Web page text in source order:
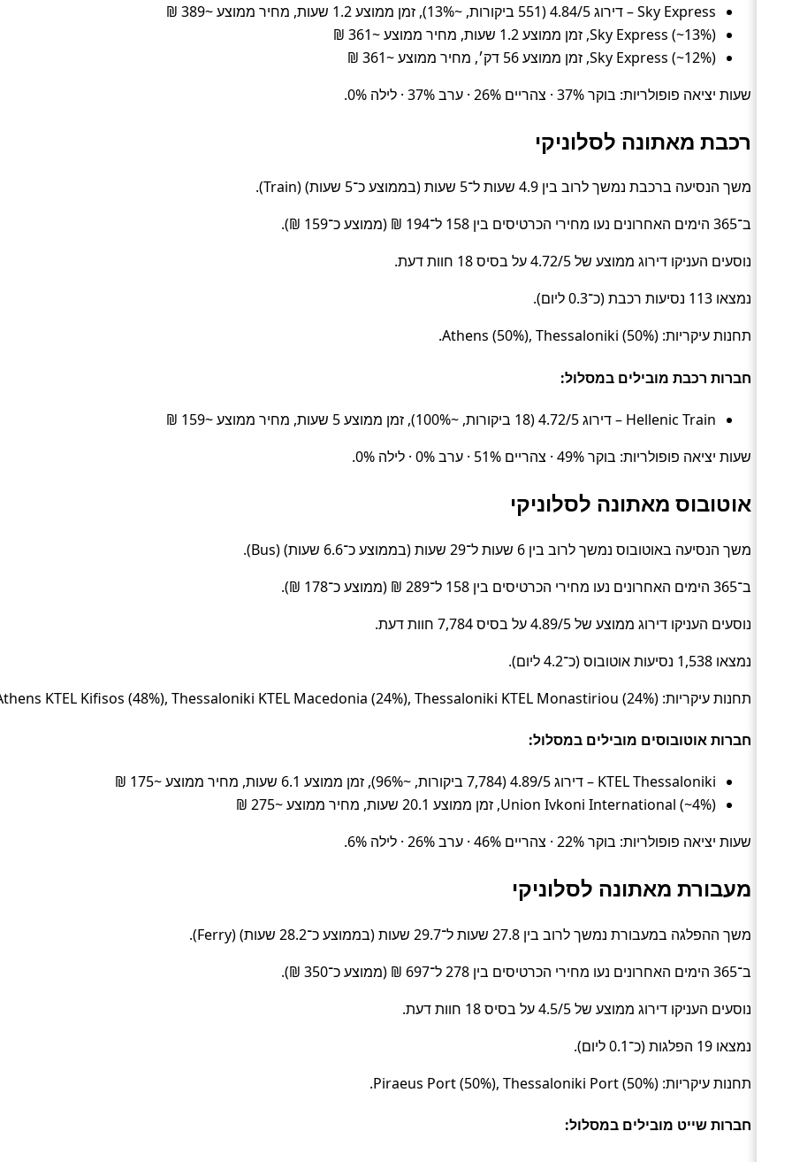
Sky Express – דירוג 4.84/5 (551 ביקורות, ~13%), זמן ממוצע 1.2 שעות, מחיר ממוצע ~389 ₪
Sky Express (~13%), זמן ממוצע 1.2 שעות, מחיר ממוצע ~361 ₪
Sky Express (~12%), זמן ממוצע 56 דק׳, מחיר ממוצע ~361 ₪
שעות יציאה פופולריות: בוקר 37% · צהריים 26% · ערב 37% · לילה 0%.
רכבת מאתונה לסלוניקי
משך הנסיעה ברכבת נמשך לרוב בין 4.9 שעות ל־5 שעות (בממוצע כ־5 שעות) (Train).
ב־365 הימים האחרונים נעו מחירי הכרטיסים בין 158 ל־194 ₪ (ממוצע כ־159 ₪).
נוסעים העניקו דירוג ממוצע של 4.72/5 על בסיס 18 חוות דעת.
נמצאו 113 נסיעות רכבת (כ־0.3 ליום).
תחנות עיקריות: Athens (50%), Thessaloniki (50%).
חברות רכבת מובילים במסלול:
Hellenic Train – דירוג 4.72/5 (18 ביקורות, ~100%), זמן ממוצע 5 שעות, מחיר ממוצע ~159 ₪
שעות יציאה פופולריות: בוקר 49% · צהריים 51% · ערב 0% · לילה 0%.
אוטובוס מאתונה לסלוניקי
משך הנסיעה באוטובוס נמשך לרוב בין 6 שעות ל־29 שעות (בממוצע כ־6.6 שעות) (Bus).
ב־365 הימים האחרונים נעו מחירי הכרטיסים בין 158 ל־289 ₪ (ממוצע כ־178 ₪).
נוסעים העניקו דירוג ממוצע של 4.89/5 על בסיס 7,784 חוות דעת.
נמצאו 1,538 נסיעות אוטובוס (כ־4.2 ליום).
תחנות עיקריות: Athens KTEL Kifisos (48%), Thessaloniki KTEL Macedonia (24%), Thessaloniki KTEL Monastiriou (24%).
חברות אוטובוסים מובילים במסלול:
KTEL Thessaloniki – דירוג 4.89/5 (7,784 ביקורות, ~96%), זמן ממוצע 6.1 שעות, מחיר ממוצע ~175 ₪
Union Ivkoni International (~4%), זמן ממוצע 20.1 שעות, מחיר ממוצע ~275 ₪
שעות יציאה פופולריות: בוקר 22% · צהריים 46% · ערב 26% · לילה 6%.
מעבורת מאתונה לסלוניקי
משך ההפלגה במעבורת נמשך לרוב בין 27.8 שעות ל־29.7 שעות (בממוצע כ־28.2 שעות) (Ferry).
ב־365 הימים האחרונים נעו מחירי הכרטיסים בין 278 ל־697 ₪ (ממוצע כ־350 ₪).
נוסעים העניקו דירוג ממוצע של 4.5/5 על בסיס 18 חוות דעת.
נמצאו 19 הפלגות (כ־0.1 ליום).
תחנות עיקריות: Piraeus Port (50%), Thessaloniki Port (50%).
חברות שייט מובילים במסלול: